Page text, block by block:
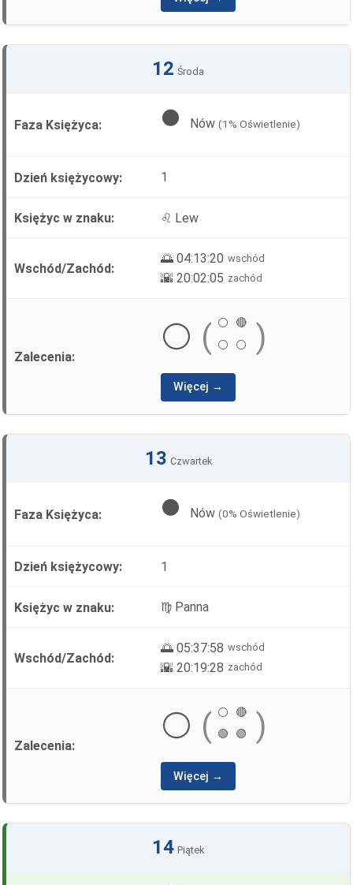
12 Środa
🌑 Nów(1% Oświetlenie)
1
♌ Lew
🌅 04:13:20 wschód
🌇 20:02:05 zachód
⚪ ( ⚪
🔴
⚪
⚪ )
Więcej →
13 Czwartek
🌑 Nów(0% Oświetlenie)
1
♍ Panna
🌅 05:37:58 wschód
🌇 20:19:28 zachód
⚪ ( ⚪
🔴
🟢
🟢 )
Więcej →
14 Piątek